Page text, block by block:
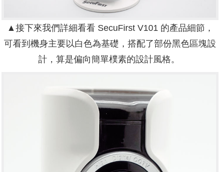
▲接下來我們詳細看看 SecuFirst V101 的產品細節，
可看到機身主要以白色為基礎，搭配了部份黑色區塊設
計，算是偏向簡單樸素的設計風格。